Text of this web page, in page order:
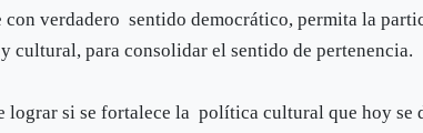
con verdadero sentido democrático, permita la
cultural, para consolidar el sentido de pertenencia.
lograr si se fortalece la política cultural que hoy se